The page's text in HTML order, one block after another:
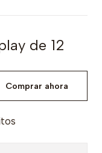
de 12
Comprar ahora